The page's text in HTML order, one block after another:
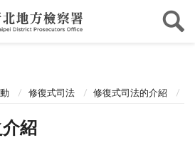
修復式司法 修復式司法的介紹
紹